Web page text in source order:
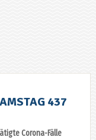
437
Corona-Fälle